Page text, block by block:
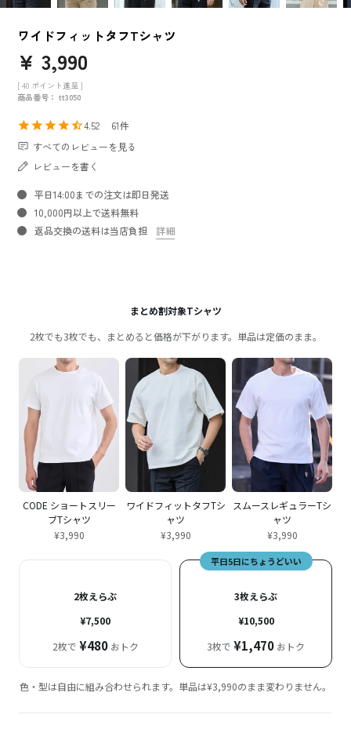
ワイドフィットタフTシャツ
¥ 3,990
[ 40 ポイント進呈 ]
商品番号
tt3050
4.52
61
すべてのレビューを見る
レビューを書く
平日14:00までの注文は即日発送
10,000円以上で送料無料
返品交換の送料は当店負担
詳細
まとめ割対象Tシャツ
2枚でも3枚でも、まとめると価格が下がります。単品は定価のまま。
CODE ショートスリー
ブTシャツ
¥3,990
ワイドフィットタフTシ
ャツ
¥3,990
スムースレギュラーTシ
ャツ
¥3,990
2枚えらぶ
¥7,500
2枚で ¥480おトク
平日5日にちょうどいい
3枚えらぶ
¥10,500
3枚で ¥1,470 おトク
色・型は自由に組み合わせられます。単品は¥3,990のまま変わりません。